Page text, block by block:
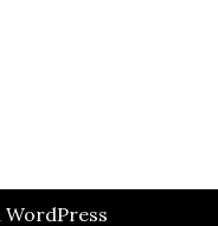
WordPress